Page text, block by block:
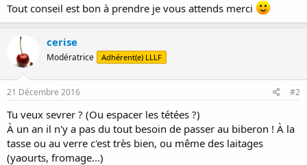
Tout conseil est bon à prendre je vous attends merci
cerise
Modératrice Adhérent(e) LLLF
21 Décembre 2016 #2
Tu veux sevrer ? (Ou espacer les tétées ?)
À un an il n'y a pas du tout besoin de passer au biberon ! À la
tasse ou au verre c'est très bien, ou même des laitages
(yaourts, fromage...)